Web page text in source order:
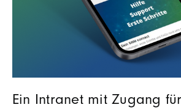
Ein Intranet mit Zugang